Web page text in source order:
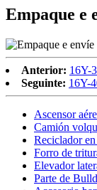
Empaque e
Anterior: 16Y-
Seguinte: 16Y-
Ascensor
Camión
Reciclador
Forro de
Elevador
Parte de